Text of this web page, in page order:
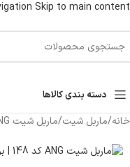
Skip to main content
دسته بندی کالاها
خانه/ماربل شیت/ماربل شیت ANG